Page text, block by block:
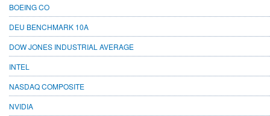
BOEING CO
DEU BENCHMARK 10A
DOW JONES INDUSTRIAL AVERAGE
INTEL
NASDAQ COMPOSITE
NVIDIA